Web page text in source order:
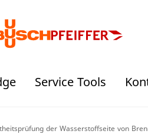
Service Tools
der Wasserstoffseite von